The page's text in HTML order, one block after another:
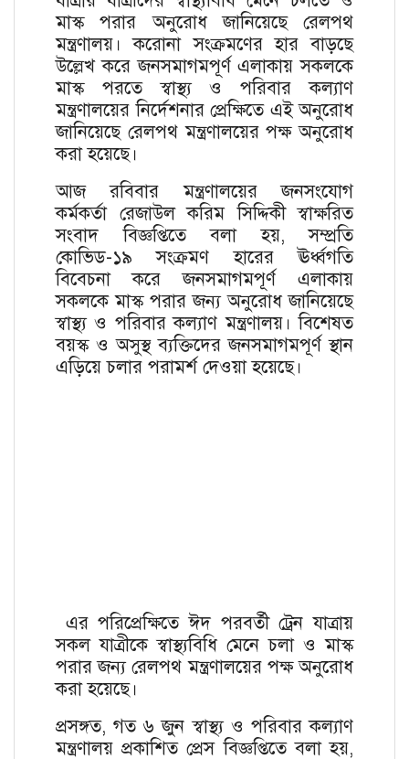
মাস্ক পরার অনুরোধ জানিয়েছে রেলপথ
মন্ত্রণালয়। করোনা সংক্রমণের হার বাড়ছে
উল্লেখ করে জনসমাগমপূর্ণ এলাকায় সকলকে
মাস্ক পরতে স্বাস্থ্য ও পরিবার কল্যাণ
মন্ত্রণালয়ের নির্দেশনার প্রেক্ষিতে এই অনুরোধ
জানিয়েছে রেলপথ মন্ত্রণালয়ের পক্ষ অনুরোধ
করা হয়েছে।
আজ রবিবার মন্ত্রণালয়ের জনসংযোগ
কর্মকর্তা রেজাউল করিম সিদ্দিকী স্বাক্ষরিত
সংবাদ বিজ্ঞপ্তিতে বলা হয়, সম্প্রতি
কোভিড-১৯ সংক্রমণ হারের ঊর্ধ্বগতি
বিবেচনা করে জনসমাগমপূর্ণ এলাকায়
সকলকে মাস্ক পরার জন্য অনুরোধ জানিয়েছে
স্বাস্থ্য ও পরিবার কল্যাণ মন্ত্রণালয়। বিশেষত
বয়স্ক ও অসুস্থ ব্যক্তিদের জনসমাগমপূর্ণ স্থান
এড়িয়ে চলার পরামর্শ দেওয়া হয়েছে।
এর পরিপ্রেক্ষিতে ঈদ পরবর্তী ট্রেন যাত্রায়
সকল যাত্রীকে স্বাস্থ্যবিধি মেনে চলা ও মাস্ক
পরার জন্য রেলপথ মন্ত্রণালয়ের পক্ষ অনুরোধ
করা হয়েছে।
প্রসঙ্গত, গত ৬ জুন স্বাস্থ্য ও পরিবার কল্যাণ
মন্ত্রণালয় প্রকাশিত প্রেস বিজ্ঞপ্তিতে বলা হয়,